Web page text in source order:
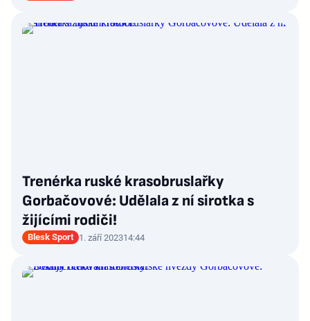
Trenérka ruské krasobruslařky
Gorbačovové: Udělala z ní sirotka s
žijícími rodiči!
Blesk Sport 1. září 202314:44